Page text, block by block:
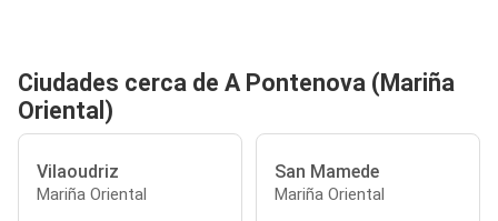
Ciudades cerca de A Pontenova (Mariña
Oriental)
Vilaoudriz
Mariña Oriental
San Mamede
Mariña Oriental